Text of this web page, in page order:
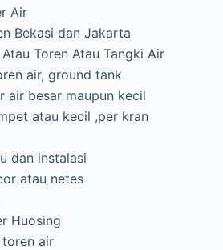
Air
Bekasi dan Jakarta
Toren Atau Tangki Air
air, ground tank
air besar maupun kecil
atau kecil ,per kran
dan instalasi
atau netes
Huosing
air